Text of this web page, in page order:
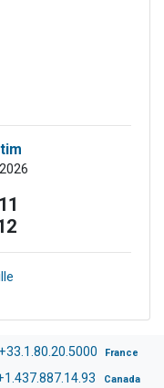
+33.1.80.20.5000 France
Canada